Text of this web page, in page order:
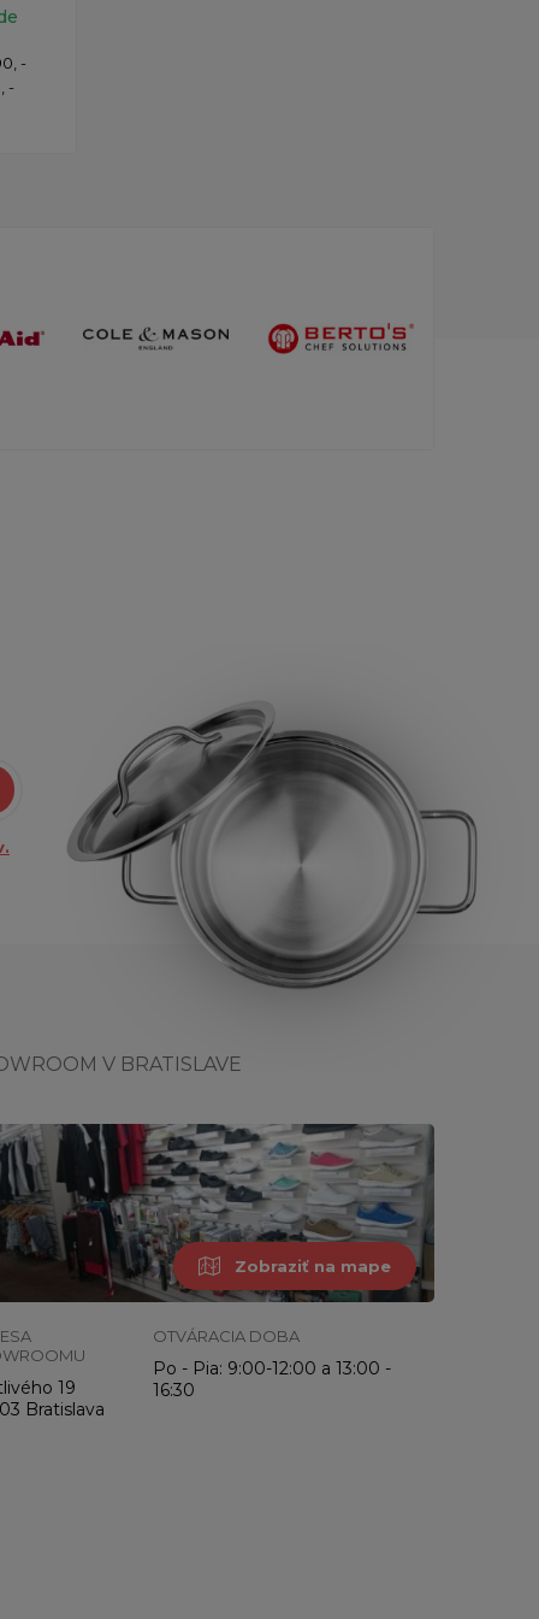
-
-
V BRATISLAVE
Zobraziť na mape
19
Bratislava
OTVÁRACIA DOBA
Po - Pia: 9:00-12:00 a 13:00 -
16:30